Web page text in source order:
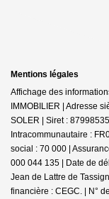
Mentions légales
Affichage des
IMMOBILIER | Adresse
SOLER | Siret :
Intracommunautaire :
social : 70 000 |
000 044 135 | Date de
Jean de Lattre de
financière : CEGC. | N°